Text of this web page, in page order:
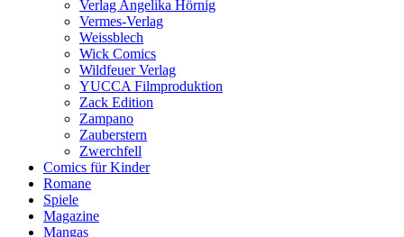
Verlag Angelika Hörnig
Vermes-Verlag
Weissblech
Wick Comics
Wildfeuer Verlag
YUCCA Filmproduktion
Zack Edition
Zampano
Zauberstern
Zwerchfell
Comics für Kinder
Romane
Spiele
Magazine
Mangas